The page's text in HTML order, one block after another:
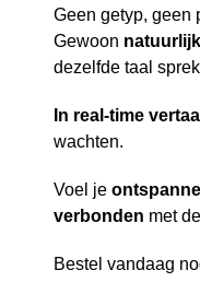
Geen getyp, geen
Gewoon
dezelfde taal
In real-time
wachten.
Voel je
verbonden met
Bestel vandaag